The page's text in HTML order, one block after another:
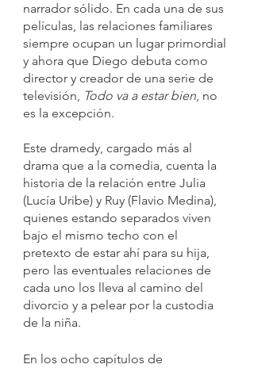
narrador sólido. En cada una de sus
películas, las relaciones familiares
siempre ocupan un lugar primordial
y ahora que Diego debuta como
director y creador de una serie de
televisión, Todo va a estar bien, no
es la excepción.
Este dramedy, cargado más al
drama que a la comedia, cuenta la
historia de la relación entre Julia
(Lucía Uribe) y Ruy (Flavio Medina),
quienes estando separados viven
bajo el mismo techo con el
pretexto de estar ahí para su hija,
pero las eventuales relaciones de
cada uno los lleva al camino del
divorcio y a pelear por la custodia
de la niña.
En los ocho capítulos de